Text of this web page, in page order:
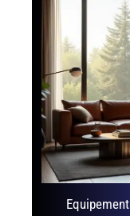
Equipement